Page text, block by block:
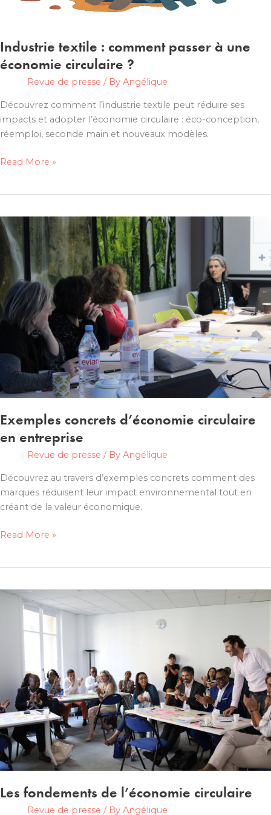
Industrie textile : comment passer à une
économie circulaire ?
Revue de presse / By Angélique
Découvrez comment l’industrie textile peut réduire ses
impacts et adopter l’économie circulaire : éco-conception,
réemploi, seconde main et nouveaux modèles.
Industrie
passer
une
économie
circulaire
?
Read More »
Exemples concrets d’économie circulaire
en entreprise
Revue de presse / By Angélique
Découvrez au travers d’exemples concrets comment des
marques réduisent leur impact environnemental tout en
créant de la valeur économique.
Exemples
en
entreprise
Read More »
Les fondements de l’économie circulaire
Revue de presse / By Angélique